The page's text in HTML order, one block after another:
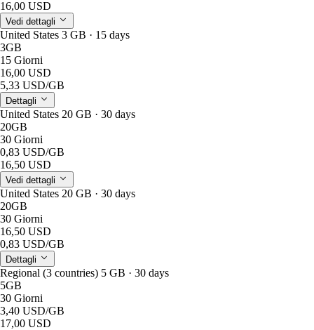
16,00 USD
Vedi dettagli
United States 3 GB · 15 days
3GB
15 Giorni
16,00 USD
5,33 USD/GB
Dettagli
United States 20 GB · 30 days
20GB
30 Giorni
0,83 USD/GB
16,50 USD
Vedi dettagli
United States 20 GB · 30 days
20GB
30 Giorni
16,50 USD
0,83 USD/GB
Dettagli
Regional (3 countries) 5 GB · 30 days
5GB
30 Giorni
3,40 USD/GB
17,00 USD